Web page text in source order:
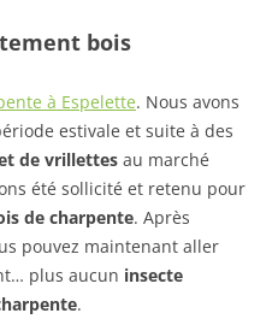
bois
à Espelette. Nous avons
estivale et suite à des
de vrillettes au marché
été sollicité et retenu pour
de charpente. Après
pouvez maintenant aller
plus aucun insecte
.